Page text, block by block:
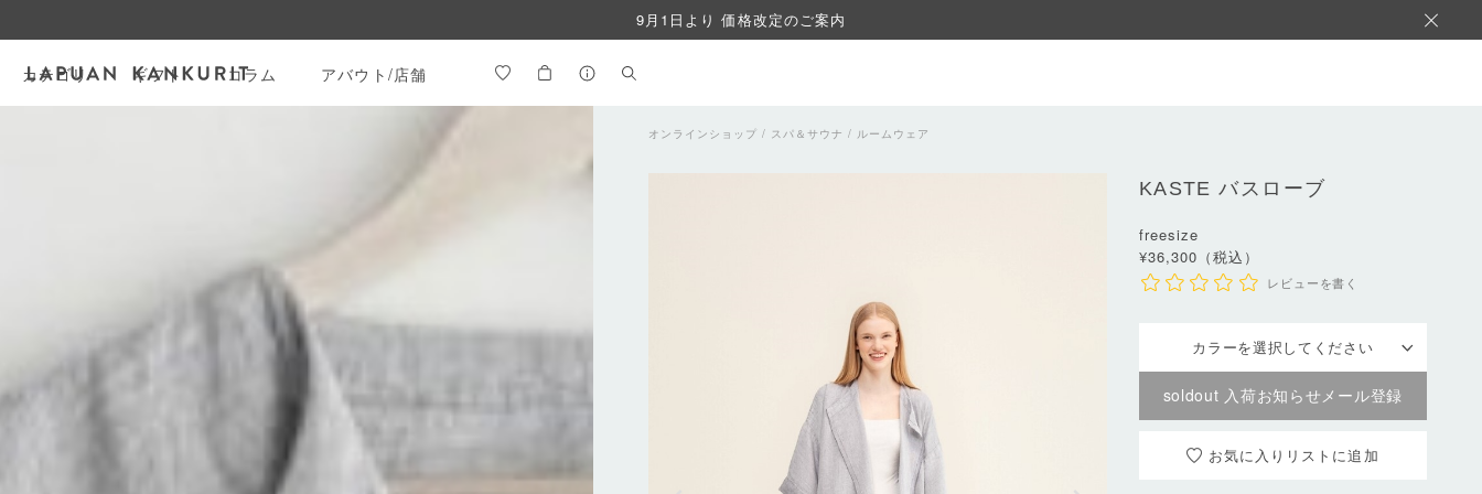
9月1日より 価格改定のご案内
カテゴリ ギフト コラム アバウト/店舗
オンラインショップ / スパ＆サウナ / ルームウェア
KASTEバスローブ
freesize
¥36,300（税込）
レビューを書く
カラーを選択してください
soldout 入荷お知らせメール登録
お気に入りリスト